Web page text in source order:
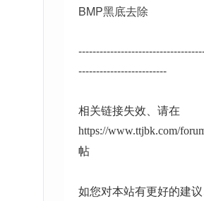
BMP黑底去除
-------------------------
相关链接失效、请在
https://www.ttjbk.com/
帖
如您对本站有更好的建